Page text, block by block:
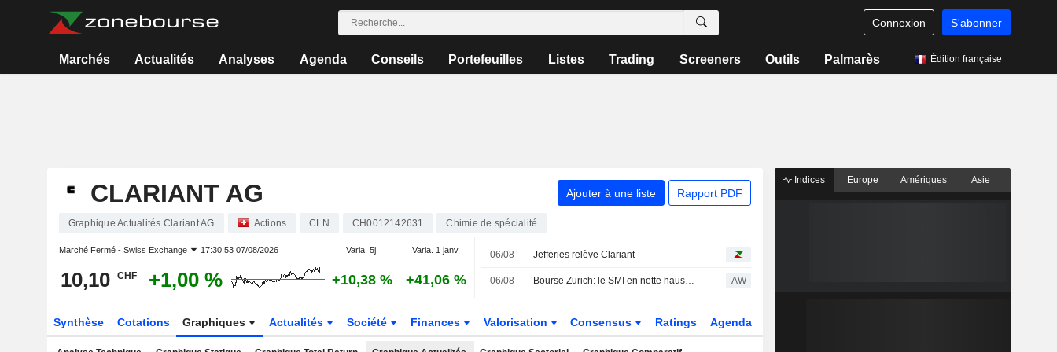
Connexion S'abonner
Marchés Actualités Analyses Agenda Conseils Portefeuilles Listes Trading Screeners Outils Palmarès Édition française
CLARIANT AG Ajouter à une liste Rapport PDF
Graphique Actualités Clariant AG Actions CLN CH0012142631 Chimie de spécialité
Marché Fermé - Swiss Exchange 17:30:53 07/08/2026 Varia. 5j. Varia. 1 janv.
10,10 CHF +1,00 % +10,38 % +41,06 %
06/08 Jefferies relève Clariant
06/08 Bourse Zurich: le SMI en nette hausse à l'ouverture AW
Synthèse Cotations Graphiques Actualités Société Finances Valorisation Consensus Ratings Agenda
Indices Europe Amériques Asie